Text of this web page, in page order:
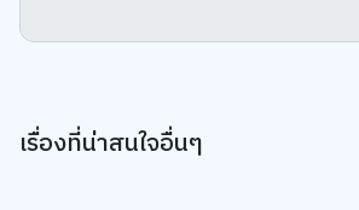
เรื่องที่น่าสนใจอื่นๆ